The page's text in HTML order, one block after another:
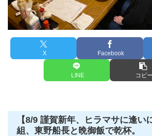
X Facebook
LINE コピー
【8/9 謹賀新年、ヒラマサに逢い
組、東野船長と晩御飯で乾杯。